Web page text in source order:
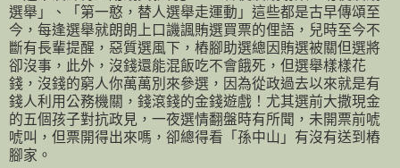
選舉」、「第一憨，替人選舉走運動」這些都是古早傳頌至
今，每逢選舉就朗朗上口譏諷賄選買票的俚語，兒時至今不
斷有長輩提醒，惡質選風下，樁腳助選總因賄選被關但選將
卻沒事，此外，沒錢還能混飯吃不會餓死，但選舉樣樣花
錢，沒錢的窮人你萬萬別來參選，因為從政過去以來就是有
錢人利用公務機關，錢滾錢的金錢遊戲！尤其選前大撒現金
的五個孩子對抗政見，一夜選情翻盤時有所聞，未開票前唬
唬叫，但票開得出來嗎，卻總得看「孫中山」有沒有送到樁
腳家。